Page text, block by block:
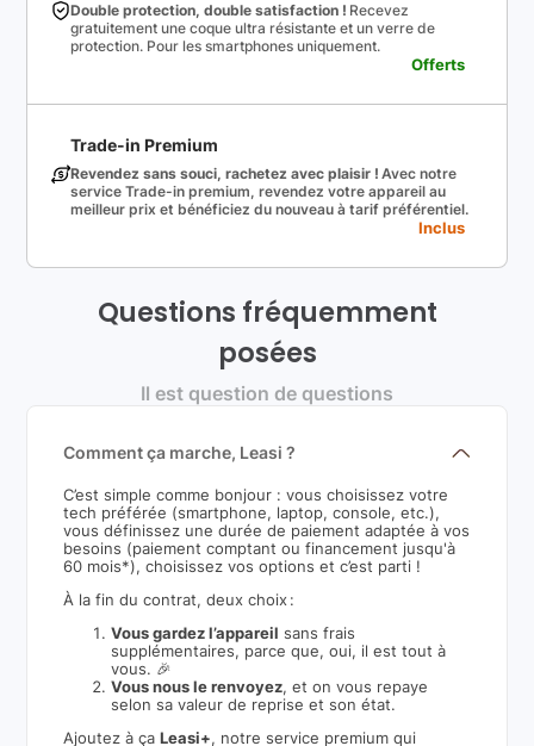
Double protection, double satisfaction ! Recevez
gratuitement une coque ultra résistante et un verre de
protection. Pour les smartphones uniquement.
Offerts
Trade-in Premium
Revendez sans souci, rachetez avec plaisir ! Avec notre
service Trade-in premium, revendez votre appareil au
meilleur prix et bénéficiez du nouveau à tarif préférentiel.
Inclus
Questions fréquemment
posées
Il est question de questions
Comment ça marche, Leasi ?
C’est simple comme bonjour : vous choisissez votre
tech préférée (smartphone, laptop, console, etc.),
vous définissez une durée de paiement adaptée à vos
besoins (paiement comptant ou financement jusqu'à
60 mois*), choisissez vos options et c’est parti !
À la fin du contrat, deux choix :
Vous gardez l’appareil sans frais
supplémentaires, parce que, oui, il est tout à
vous. 🎉
Vous nous le renvoyez, et on vous repaye
selon sa valeur de reprise et son état.
Ajoutez à çaLeasi+, notre service premium qui